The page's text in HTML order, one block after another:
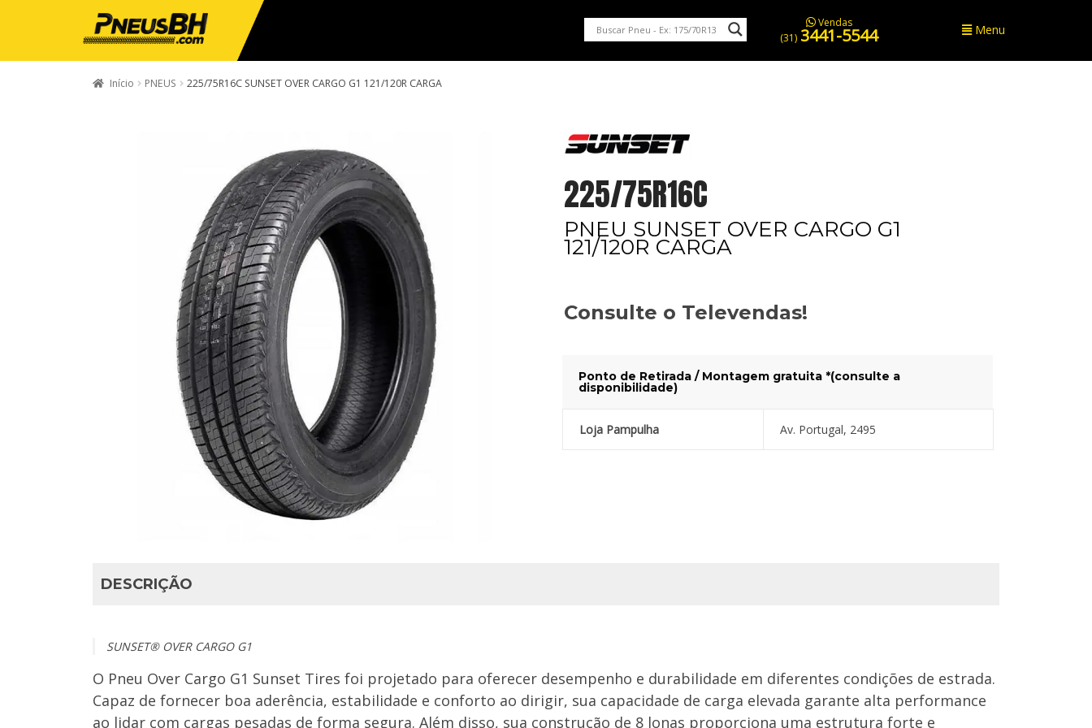
Vendas
(31) 3441-5544 Menu
Início PNEUS 225/75R16C SUNSET OVER CARGO G1 121/120R CARGA
225/75R16C
PNEU SUNSET OVER CARGO G1
121/120R CARGA
Consulte o Televendas!
Ponto de Retirada / Montagem gratuita *(consulte a
disponibilidade)
Loja Pampulha Av. Portugal, 2495
DESCRIÇÃO
SUNSET® OVER CARGO G1
O Pneu Over Cargo G1 Sunset Tires foi projetado para oferecer desempenho e durabilidade em diferentes condições de estrada.
Capaz de fornecer boa aderência, estabilidade e conforto ao dirigir, sua capacidade de carga elevada garante alta performance
ao lidar com cargas pesadas de forma segura. Além disso, sua construção de 8 lonas proporciona uma estrutura forte e